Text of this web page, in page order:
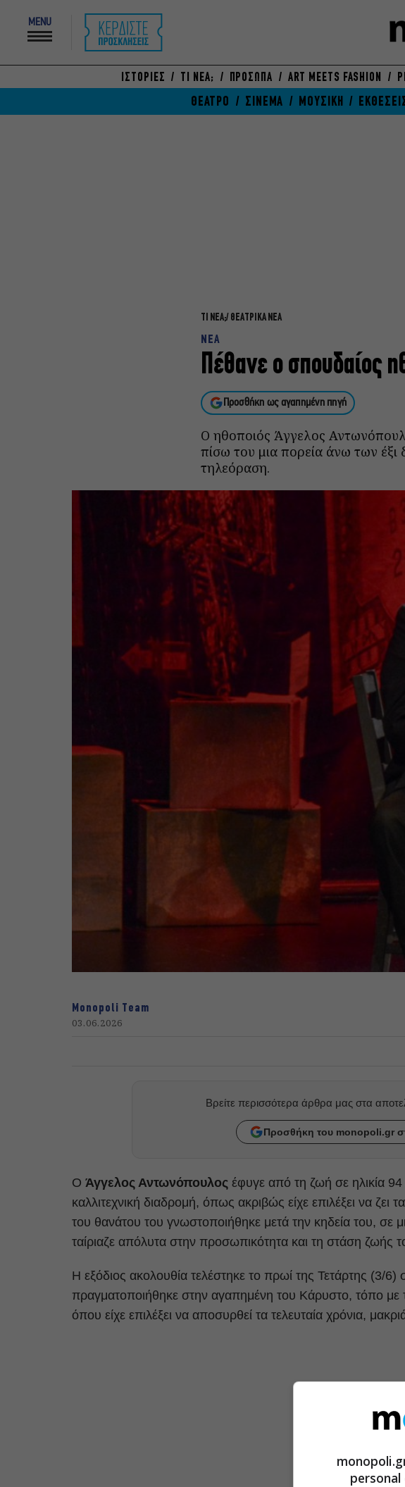
MENU
ΙΣΤΟΡΙΕΣ ΤΙ ΝΕΑ; ΠΡΟΣΩΠΑ ART MEETS FASHION
ΘΕΑΤΡΟ ΣΙΝΕΜΑ ΜΟΥΣΙΚΗ
ΤΙ ΝΕΑ; ΘΕΑΤΡΙΚΑ ΝΕΑ
ΝΕΑ
Πέθανε ο σπουδαίος
Προσθήκη ως αγαπημένη πηγή
Ο ηθοποιός Άγγελος
πίσω του μια πορεία άνω των έξι
τηλεόραση.
Monopoli Team
03.06.2026
Βρείτε περισσότερα άρθρα μας στα
Προσθήκη του monopoli.gr
Ο Άγγελος Αντωνόπουλος έφυγε από τη ζωή σε ηλικία
καλλιτεχνική διαδρομή, όπως ακριβώς είχε επιλέξει να ζει
του θανάτου του γνωστοποιήθηκε μετά την κηδεία του, σε
ταίριαζε απόλυτα στην προσωπικότητα και τη στάση ζωής
Η εξόδιος ακολουθία τελέστηκε το πρωί της Τετάρτης (3/
πραγματοποιήθηκε στην αγαπημένη του Κάρυστο, τόπο με
όπου είχε επιλέξει να αποσυρθεί τα τελευταία χρόνια,